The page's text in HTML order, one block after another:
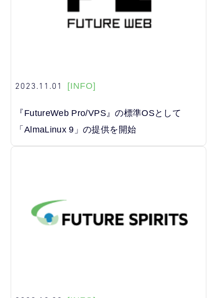
2023.11.01 [INFO]
『FutureWeb Pro/VPS』の標準OSとして
「AlmaLinux 9」の提供を開始